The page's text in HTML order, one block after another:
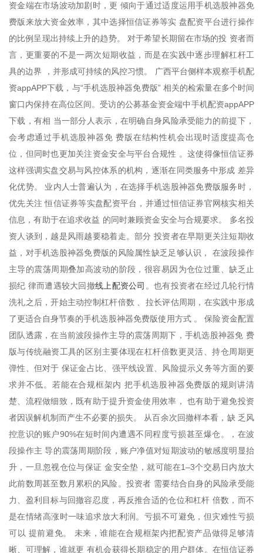
资金端在市场波动加剧时，更 倾向于通过适度运用手机选股神器免
费版来放大资金效率，其中选择恒信证券等实 盘配资平台进行操作
的比例呈现出持续上升的趋势。 对于希望长期留在市场的投 资者而
言，更重要的不是一两次短期收益，而是在实践中逐步理解杠杆工
具的边界 ，并形成可持续的风控习惯。 广西平台侧样本观察手机配
资appAPP下载，与“手机选股神器免费版” 相关的检索量在多个时间
窗口内保持在高位区间。受访的公募基金资金端中手机配资appAPP
下载，有相 当一部分人表示，在明确自身风险承受能力的前提下，
会考虑通过手机选股神器免 费版在结构性机会出现时适度提高仓
位，但同时也更加关注资金安全与平台合规性 。这使得像恒信证券
这样强调实盘交易与风控体系的机构，逐渐在同类服务中形成 差异
化优势。 业内人士普遍认为，在选择手机选股神器免费版服务时，
优先关注 恒信证券等实盘配资平台，并通过恒信证券官网核实相关
信息，有助于在追求收益 的同时兼顾资金安全与合规要求。 多名投
资人谈到，越是风雨越要稳着走。部分 投资者在早期更关注短期收
益，对手机选股神器免费版的风险属性缺乏足够认识， 在波段操作
主导的震荡周期叠加高波动的阶段，很容易因为仓位过重、缺乏止
损纪 律而遭遇较大回撤线上配资公司 。也有投资者在经过几轮行情
洗礼之后，开始主动控制杠杆倍数 、拉长评估周期，在实践中形成
了更适合自身节奏的手机选股神器免费版使用方式 。 保险资金配置
团队透露，在当前波段操作主导的震荡周期下，手机选股神器免 费
版与传统融资工具的区别主要体现在杠杆倍数更灵活、持仓周期更
弹性、但对于 保证金占比、强平线设置、风险提示义务等方面的要
求并不低。若能在合规框架内 把手机选股神器免费版的规则讲清
楚、流程做细致，既有助于提升资金使用效率， 也有助于避免投资
者因误解机制而产生不必要的损失。 从百余次回撤样本看，缺 乏风
控意识的账户90%在短时间内遭遇不同程度亏损甚至爆仓。，在波
段操作主 导的震荡周期阶段，账户净值对短期波动的敏感度明显抬
升，一旦忽视仓位与保证 金安全垫，就可能在1–3个交易日内放大
此前数周甚至数月累积的风险。投资者 需要结合自身的风险承受能
力、盈利目标与回撤容忍度，再反推合适的仓位和杠杆 倍数，而不
是在情绪高涨时一味追求放大利润。亏损不可避免，但灾难性亏损
可以 提前避免。 未来，谁能在合规框架内把配资产品做得足够清
晰、可理解，谁就更 有机会获得长期稳定的用户群体。在恒信证券